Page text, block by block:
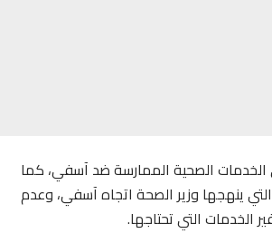
الصحية الممارسة ضد آسفي، كما
ينهجها وزير الصحة اتجاه آسفي، وعدم
الخدمات التي تحتاجها.